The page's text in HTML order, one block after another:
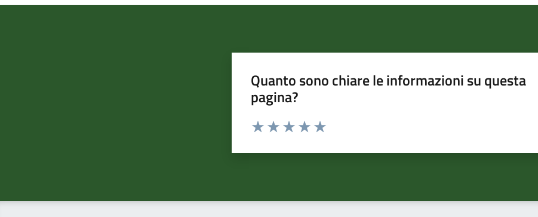
Quanto sono chiare le informazioni su questa
pagina?
Valuta da 1 a 5 stelle la pagina